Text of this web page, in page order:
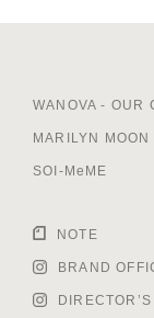
WANOVA - OUR
MARILYN MOON
SOI-MeME
NOTE
BRAND